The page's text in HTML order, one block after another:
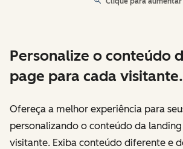
Personalize o conteúdo
page para cada visitante.
Ofereça a melhor experiência para
personalizando o conteúdo da
visitante. Exiba conteúdo diferente e